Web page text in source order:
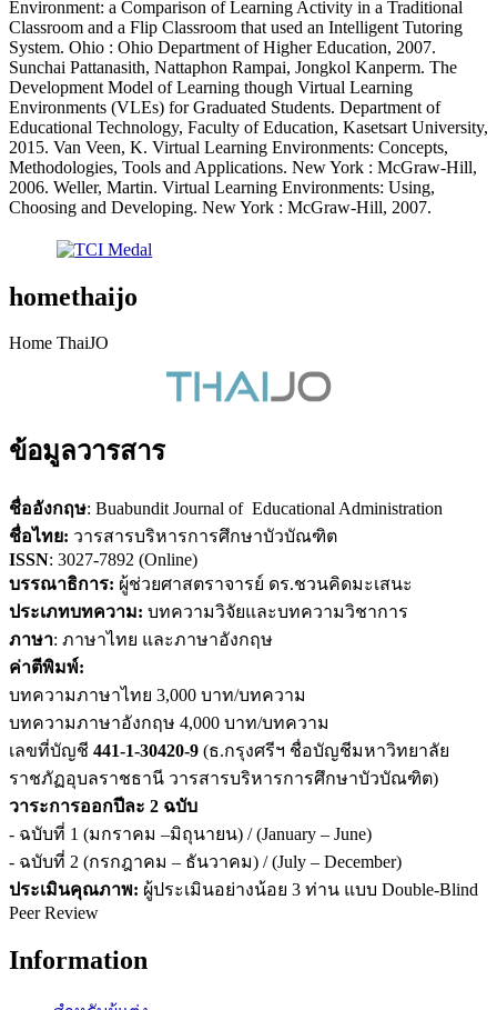
Environment: a Comparison of Learning Activity in a Traditional
Classroom and a Flip Classroom that used an Intelligent Tutoring
System. Ohio : Ohio Department of Higher Education, 2007.
Sunchai Pattanasith, Nattaphon Rampai, Jongkol Kanperm. The
Development Model of Learning though Virtual Learning
Environments (VLEs) for Graduated Students. Department of
Educational Technology, Faculty of Education, Kasetsart University,
2015. Van Veen, K. Virtual Learning Environments: Concepts,
Methodologies, Tools and Applications. New York : McGraw-Hill,
2006. Weller, Martin. Virtual Learning Environments: Using,
Choosing and Developing. New York : McGraw-Hill, 2007.
homethaijo
Home ThaiJO
ข้อมูลวารสาร
ชื่ออังกฤษ: Buabundit Journal of Educational Administration
ชื่อไทย: วารสารบริหารการศึกษาบัวบัณฑิต
ISSN: 3027-7892 (Online)
บรรณาธิการ: ผู้ช่วยศาสตราจารย์ ดร.ชวนคิดมะเสนะ
ประเภทบทความ: บทความวิจัยและบทความวิชาการ
ภาษา: ภาษาไทย และภาษาอังกฤษ
ค่าตีพิมพ์:
บทความภาษาไทย 3,000 บาท/บทความ
บทความภาษาอังกฤษ 4,000 บาท/บทความ
เลขที่บัญชี 441-1-30420-9 (ธ.กรุงศรีฯ ชื่อบัญชีมหาวิทยาลัย
ราชภัฏอุบลราชธานี วารสารบริหารการศึกษาบัวบัณฑิต)
วาระการออกปีละ 2 ฉบับ
- ฉบับที่ 1 (มกราคม –มิถุนายน) / (January – June)
- ฉบับที่ 2 (กรกฎาคม – ธันวาคม) / (July – December)
ประเมินคุณภาพ: ผู้ประเมินอย่างน้อย 3 ท่าน แบบ Double-Blind
Peer Review
Information